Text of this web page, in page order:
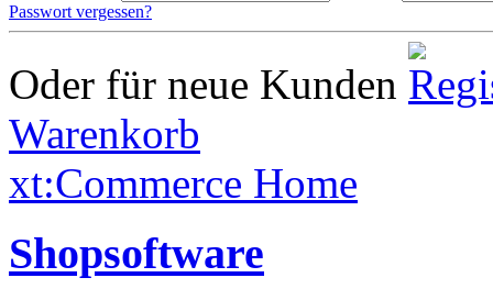
Passwort vergessen?
Oder für neue Kunden
Warenkorb
xt:Commerce Home
Shopsoftware